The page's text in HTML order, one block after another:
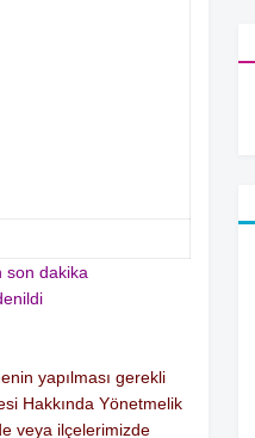
son dakika
yapılması gerekli
Hakkında Yönetmelik
veya ilçelerimizde